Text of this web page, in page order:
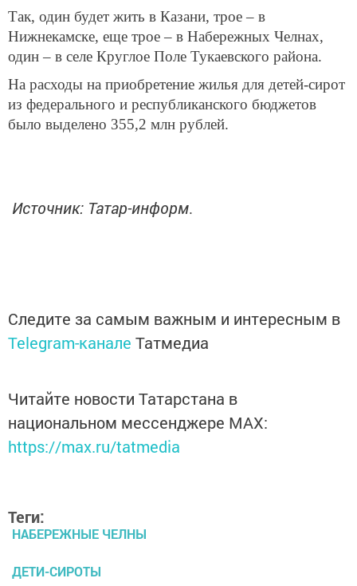
Так, один будет жить в Казани, трое – в
Нижнекамске, еще трое – в Набережных Челнах,
один – в селе Круглое Поле Тукаевского района.
На расходы на приобретение жилья для детей-сирот
из федерального и республиканского бюджетов
было выделено 355,2 млн рублей.
Источник: Татар-информ.
Следите за самым важным и интересным в
Telegram-канале Татмедиа
Читайте новости Татарстана в
национальном мессенджере MАХ:
https://max.ru/tatmedia
Теги:
НАБЕРЕЖНЫЕ ЧЕЛНЫ
ДЕТИ-СИРОТЫ